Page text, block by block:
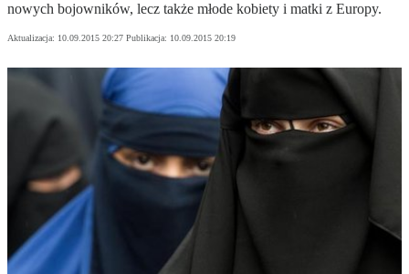
nowych bojowników, lecz także młode kobiety i matki z Europy.
Aktualizacja: 10.09.2015 20:27 Publikacja: 10.09.2015 20:19